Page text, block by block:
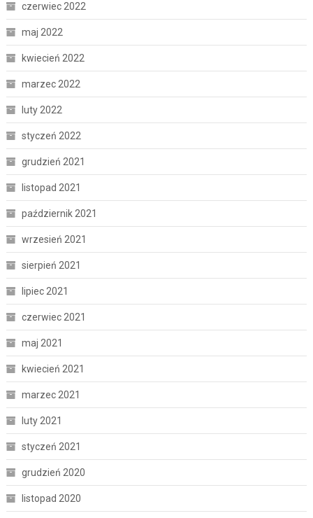
czerwiec 2022
maj 2022
kwiecień 2022
marzec 2022
luty 2022
styczeń 2022
grudzień 2021
listopad 2021
październik 2021
wrzesień 2021
sierpień 2021
lipiec 2021
czerwiec 2021
maj 2021
kwiecień 2021
marzec 2021
luty 2021
styczeń 2021
grudzień 2020
listopad 2020